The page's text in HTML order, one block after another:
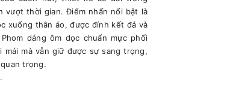
vượt thời gian. Điểm nhấn nổi bật là
xuống thân áo, được đính kết đá và
dáng ôm dọc chuẩn mực phối
mà vẫn giữ được sự sang trọng,
trọng.